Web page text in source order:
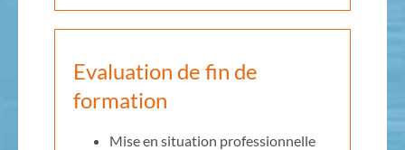
Evaluation de fin de
formation
Mise en situation professionnelle